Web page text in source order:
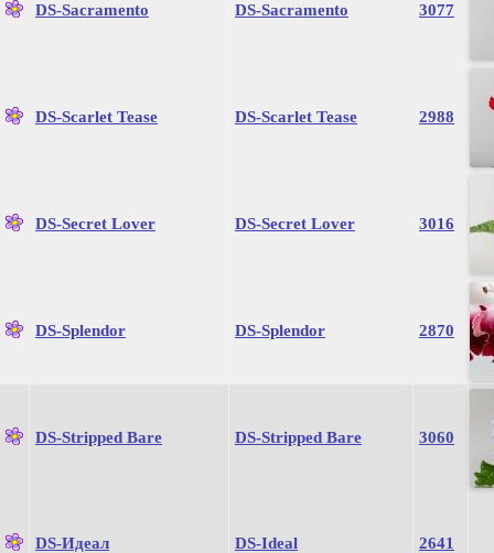
DS-Sacramento DS-Sacramento 3077
DS-Scarlet Tease DS-Scarlet Tease 2988
DS-Secret Lover DS-Secret Lover 3016
DS-Splendor DS-Splendor 2870
DS-Stripped Bare DS-Stripped Bare 3060
DS-Идеал DS-Ideal 2641